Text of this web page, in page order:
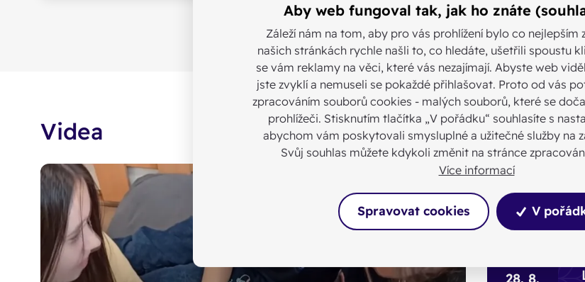
cestu z Lukova do Staroviček a
symbolicky tak propojit rodné obce
blahoslavených kněží Jana Buly a
Václava Drboly.
Zobrazit další aktuality
Videa Akce
-
20. 9.
-
28. 8.
Aby web fungoval tak, jak ho znáte
Záleží nám na tom, aby pro vás prohlížení bylo co nejlepším
našich stránkách rychle našli to, co hledáte, ušetřili spoustu
se vám reklamy na věci, které vás nezajímají. Abyste web
jste zvyklí a nemuseli se pokaždé přihlašovat. Proto od vás
zpracováním souborů cookies - malých souborů, které se
prohlížeči. Stisknutím tlačítka „V pořádku“ souhlasíte s
abychom vám poskytovali smysluplné a užitečné služby na
Svůj souhlas můžete kdykoli změnit na stránce
Více informací
Spravovat cookies V